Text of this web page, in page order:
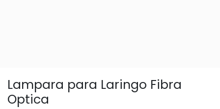
Lampara para Laringo Fibra
Optica